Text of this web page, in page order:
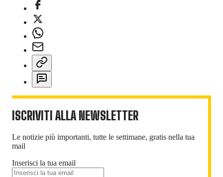
ISCRIVITI ALLA NEWSLETTER
Le notizie più importanti, tutte le settimane, gratis nella tua
mail
Inserisci la tua email